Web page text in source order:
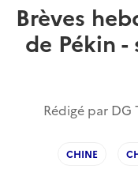
Brèves
de Pékin
Rédigé par DG
CHINE